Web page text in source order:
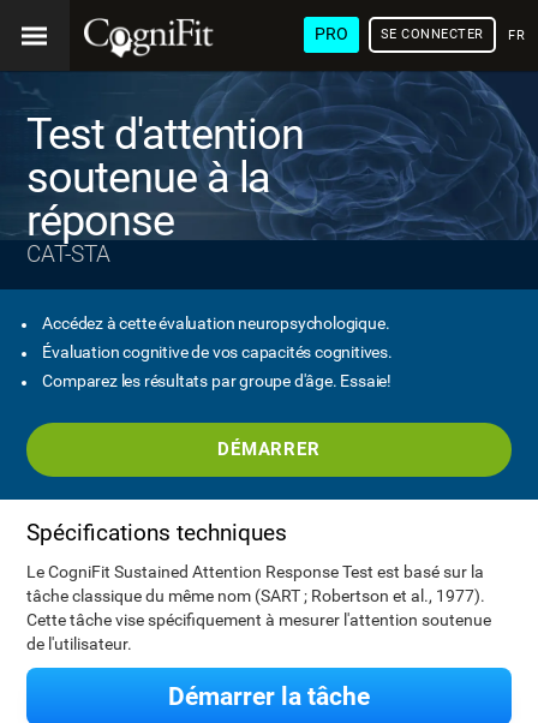
PRO SE CONNECTER
Test d'attention
soutenue à la
réponse
CAT-STA
Accédez à cette évaluation neuropsychologique.
Évaluation cognitive de vos capacités cognitives.
Comparez les résultats par groupe d'âge. Essaie!
DÉMARRER
Spécifications techniques
Le CogniFit Sustained Attention Response Test est basé sur la
tâche classique du même nom (SART ; Robertson et al., 1977).
Cette tâche vise spécifiquement à mesurer l'attention soutenue
de l'utilisateur.
Démarrer la tâche